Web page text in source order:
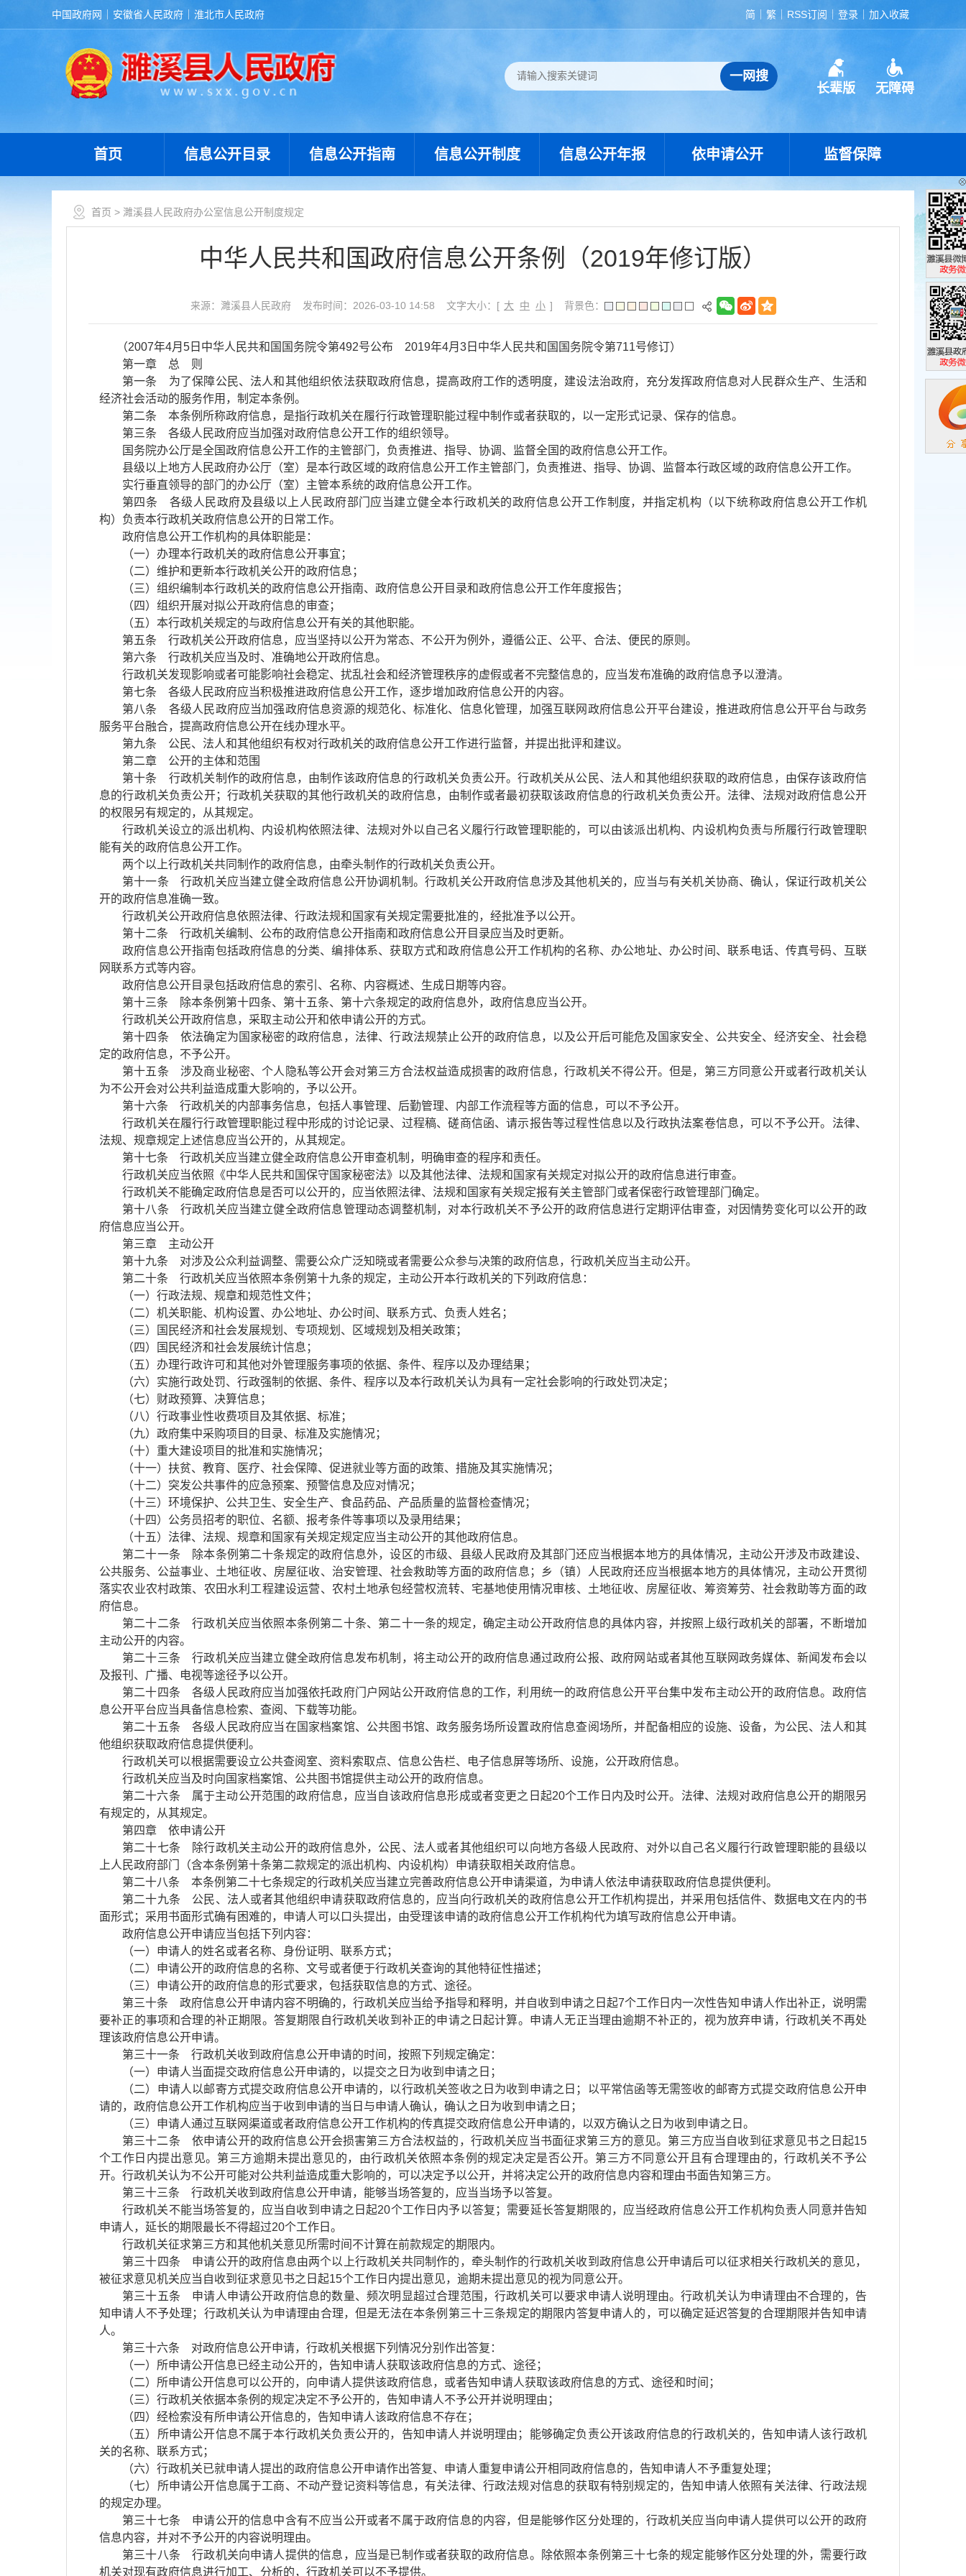
中国政府网 安徽省人民政府 淮北市人民政府 简 繁 RSS订阅 登录 加入收藏
长辈版 无障碍
首页 信息公开目录 信息公开指南 信息公开制度 信息公开年报 依申请公开 监督保障
首页 > 濉溪县人民政府办公室信息公开制度规定
中华人民共和国政府信息公开条例（2019年修订版）
来源：濉溪县人民政府 发布时间：2026-03-10 14:58 文字大小：[ 大 中 小 ] 背景色：
（2007年4月5日中华人民共和国国务院令第492号公布 2019年4月3日中华人民共和国国务院令第711号修订）
第一章 总 则
第一条 为了保障公民、法人和其他组织依法获取政府信息，提高政府工作的透明度，建设法治政府，充分发挥政府信息对人民群众生产、生活和
经济社会活动的服务作用，制定本条例。
第二条 本条例所称政府信息，是指行政机关在履行行政管理职能过程中制作或者获取的，以一定形式记录、保存的信息。
第三条 各级人民政府应当加强对政府信息公开工作的组织领导。
国务院办公厅是全国政府信息公开工作的主管部门，负责推进、指导、协调、监督全国的政府信息公开工作。
县级以上地方人民政府办公厅（室）是本行政区域的政府信息公开工作主管部门，负责推进、指导、协调、监督本行政区域的政府信息公开工作。
实行垂直领导的部门的办公厅（室）主管本系统的政府信息公开工作。
第四条 各级人民政府及县级以上人民政府部门应当建立健全本行政机关的政府信息公开工作制度，并指定机构（以下统称政府信息公开工作机
构）负责本行政机关政府信息公开的日常工作。
政府信息公开工作机构的具体职能是：
（一）办理本行政机关的政府信息公开事宜；
（二）维护和更新本行政机关公开的政府信息；
（三）组织编制本行政机关的政府信息公开指南、政府信息公开目录和政府信息公开工作年度报告；
（四）组织开展对拟公开政府信息的审查；
（五）本行政机关规定的与政府信息公开有关的其他职能。
第五条 行政机关公开政府信息，应当坚持以公开为常态、不公开为例外，遵循公正、公平、合法、便民的原则。
第六条 行政机关应当及时、准确地公开政府信息。
行政机关发现影响或者可能影响社会稳定、扰乱社会和经济管理秩序的虚假或者不完整信息的，应当发布准确的政府信息予以澄清。
第七条 各级人民政府应当积极推进政府信息公开工作，逐步增加政府信息公开的内容。
第八条 各级人民政府应当加强政府信息资源的规范化、标准化、信息化管理，加强互联网政府信息公开平台建设，推进政府信息公开平台与政务
服务平台融合，提高政府信息公开在线办理水平。
第九条 公民、法人和其他组织有权对行政机关的政府信息公开工作进行监督，并提出批评和建议。
第二章 公开的主体和范围
第十条 行政机关制作的政府信息，由制作该政府信息的行政机关负责公开。行政机关从公民、法人和其他组织获取的政府信息，由保存该政府信
息的行政机关负责公开；行政机关获取的其他行政机关的政府信息，由制作或者最初获取该政府信息的行政机关负责公开。法律、法规对政府信息公开
的权限另有规定的，从其规定。
行政机关设立的派出机构、内设机构依照法律、法规对外以自己名义履行行政管理职能的，可以由该派出机构、内设机构负责与所履行行政管理职
能有关的政府信息公开工作。
两个以上行政机关共同制作的政府信息，由牵头制作的行政机关负责公开。
第十一条 行政机关应当建立健全政府信息公开协调机制。行政机关公开政府信息涉及其他机关的，应当与有关机关协商、确认，保证行政机关公
开的政府信息准确一致。
行政机关公开政府信息依照法律、行政法规和国家有关规定需要批准的，经批准予以公开。
第十二条 行政机关编制、公布的政府信息公开指南和政府信息公开目录应当及时更新。
政府信息公开指南包括政府信息的分类、编排体系、获取方式和政府信息公开工作机构的名称、办公地址、办公时间、联系电话、传真号码、互联
网联系方式等内容。
政府信息公开目录包括政府信息的索引、名称、内容概述、生成日期等内容。
第十三条 除本条例第十四条、第十五条、第十六条规定的政府信息外，政府信息应当公开。
行政机关公开政府信息，采取主动公开和依申请公开的方式。
第十四条 依法确定为国家秘密的政府信息，法律、行政法规禁止公开的政府信息，以及公开后可能危及国家安全、公共安全、经济安全、社会稳
定的政府信息，不予公开。
第十五条 涉及商业秘密、个人隐私等公开会对第三方合法权益造成损害的政府信息，行政机关不得公开。但是，第三方同意公开或者行政机关认
为不公开会对公共利益造成重大影响的，予以公开。
第十六条 行政机关的内部事务信息，包括人事管理、后勤管理、内部工作流程等方面的信息，可以不予公开。
行政机关在履行行政管理职能过程中形成的讨论记录、过程稿、磋商信函、请示报告等过程性信息以及行政执法案卷信息，可以不予公开。法律、
法规、规章规定上述信息应当公开的，从其规定。
第十七条 行政机关应当建立健全政府信息公开审查机制，明确审查的程序和责任。
行政机关应当依照《中华人民共和国保守国家秘密法》以及其他法律、法规和国家有关规定对拟公开的政府信息进行审查。
行政机关不能确定政府信息是否可以公开的，应当依照法律、法规和国家有关规定报有关主管部门或者保密行政管理部门确定。
第十八条 行政机关应当建立健全政府信息管理动态调整机制，对本行政机关不予公开的政府信息进行定期评估审查，对因情势变化可以公开的政
府信息应当公开。
第三章 主动公开
第十九条 对涉及公众利益调整、需要公众广泛知晓或者需要公众参与决策的政府信息，行政机关应当主动公开。
第二十条 行政机关应当依照本条例第十九条的规定，主动公开本行政机关的下列政府信息：
（一）行政法规、规章和规范性文件；
（二）机关职能、机构设置、办公地址、办公时间、联系方式、负责人姓名；
（三）国民经济和社会发展规划、专项规划、区域规划及相关政策；
（四）国民经济和社会发展统计信息；
（五）办理行政许可和其他对外管理服务事项的依据、条件、程序以及办理结果；
（六）实施行政处罚、行政强制的依据、条件、程序以及本行政机关认为具有一定社会影响的行政处罚决定；
（七）财政预算、决算信息；
（八）行政事业性收费项目及其依据、标准；
（九）政府集中采购项目的目录、标准及实施情况；
（十）重大建设项目的批准和实施情况；
（十一）扶贫、教育、医疗、社会保障、促进就业等方面的政策、措施及其实施情况；
（十二）突发公共事件的应急预案、预警信息及应对情况；
（十三）环境保护、公共卫生、安全生产、食品药品、产品质量的监督检查情况；
（十四）公务员招考的职位、名额、报考条件等事项以及录用结果；
（十五）法律、法规、规章和国家有关规定规定应当主动公开的其他政府信息。
第二十一条 除本条例第二十条规定的政府信息外，设区的市级、县级人民政府及其部门还应当根据本地方的具体情况，主动公开涉及市政建设、
公共服务、公益事业、土地征收、房屋征收、治安管理、社会救助等方面的政府信息；乡（镇）人民政府还应当根据本地方的具体情况，主动公开贯彻
落实农业农村政策、农田水利工程建设运营、农村土地承包经营权流转、宅基地使用情况审核、土地征收、房屋征收、筹资筹劳、社会救助等方面的政
府信息。
第二十二条 行政机关应当依照本条例第二十条、第二十一条的规定，确定主动公开政府信息的具体内容，并按照上级行政机关的部署，不断增加
主动公开的内容。
第二十三条 行政机关应当建立健全政府信息发布机制，将主动公开的政府信息通过政府公报、政府网站或者其他互联网政务媒体、新闻发布会以
及报刊、广播、电视等途径予以公开。
第二十四条 各级人民政府应当加强依托政府门户网站公开政府信息的工作，利用统一的政府信息公开平台集中发布主动公开的政府信息。政府信
息公开平台应当具备信息检索、查阅、下载等功能。
第二十五条 各级人民政府应当在国家档案馆、公共图书馆、政务服务场所设置政府信息查阅场所，并配备相应的设施、设备，为公民、法人和其
他组织获取政府信息提供便利。
行政机关可以根据需要设立公共查阅室、资料索取点、信息公告栏、电子信息屏等场所、设施，公开政府信息。
行政机关应当及时向国家档案馆、公共图书馆提供主动公开的政府信息。
第二十六条 属于主动公开范围的政府信息，应当自该政府信息形成或者变更之日起20个工作日内及时公开。法律、法规对政府信息公开的期限另
有规定的，从其规定。
第四章 依申请公开
第二十七条 除行政机关主动公开的政府信息外，公民、法人或者其他组织可以向地方各级人民政府、对外以自己名义履行行政管理职能的县级以
上人民政府部门（含本条例第十条第二款规定的派出机构、内设机构）申请获取相关政府信息。
第二十八条 本条例第二十七条规定的行政机关应当建立完善政府信息公开申请渠道，为申请人依法申请获取政府信息提供便利。
第二十九条 公民、法人或者其他组织申请获取政府信息的，应当向行政机关的政府信息公开工作机构提出，并采用包括信件、数据电文在内的书
面形式；采用书面形式确有困难的，申请人可以口头提出，由受理该申请的政府信息公开工作机构代为填写政府信息公开申请。
政府信息公开申请应当包括下列内容：
（一）申请人的姓名或者名称、身份证明、联系方式；
（二）申请公开的政府信息的名称、文号或者便于行政机关查询的其他特征性描述；
（三）申请公开的政府信息的形式要求，包括获取信息的方式、途径。
第三十条 政府信息公开申请内容不明确的，行政机关应当给予指导和释明，并自收到申请之日起7个工作日内一次性告知申请人作出补正，说明需
要补正的事项和合理的补正期限。答复期限自行政机关收到补正的申请之日起计算。申请人无正当理由逾期不补正的，视为放弃申请，行政机关不再处
理该政府信息公开申请。
第三十一条 行政机关收到政府信息公开申请的时间，按照下列规定确定：
（一）申请人当面提交政府信息公开申请的，以提交之日为收到申请之日；
（二）申请人以邮寄方式提交政府信息公开申请的，以行政机关签收之日为收到申请之日；以平常信函等无需签收的邮寄方式提交政府信息公开申
请的，政府信息公开工作机构应当于收到申请的当日与申请人确认，确认之日为收到申请之日；
（三）申请人通过互联网渠道或者政府信息公开工作机构的传真提交政府信息公开申请的，以双方确认之日为收到申请之日。
第三十二条 依申请公开的政府信息公开会损害第三方合法权益的，行政机关应当书面征求第三方的意见。第三方应当自收到征求意见书之日起15
个工作日内提出意见。第三方逾期未提出意见的，由行政机关依照本条例的规定决定是否公开。第三方不同意公开且有合理理由的，行政机关不予公
开。行政机关认为不公开可能对公共利益造成重大影响的，可以决定予以公开，并将决定公开的政府信息内容和理由书面告知第三方。
第三十三条 行政机关收到政府信息公开申请，能够当场答复的，应当当场予以答复。
行政机关不能当场答复的，应当自收到申请之日起20个工作日内予以答复；需要延长答复期限的，应当经政府信息公开工作机构负责人同意并告知
申请人，延长的期限最长不得超过20个工作日。
行政机关征求第三方和其他机关意见所需时间不计算在前款规定的期限内。
第三十四条 申请公开的政府信息由两个以上行政机关共同制作的，牵头制作的行政机关收到政府信息公开申请后可以征求相关行政机关的意见，
被征求意见机关应当自收到征求意见书之日起15个工作日内提出意见，逾期未提出意见的视为同意公开。
第三十五条 申请人申请公开政府信息的数量、频次明显超过合理范围，行政机关可以要求申请人说明理由。行政机关认为申请理由不合理的，告
知申请人不予处理；行政机关认为申请理由合理，但是无法在本条例第三十三条规定的期限内答复申请人的，可以确定延迟答复的合理期限并告知申请
人。
第三十六条 对政府信息公开申请，行政机关根据下列情况分别作出答复：
（一）所申请公开信息已经主动公开的，告知申请人获取该政府信息的方式、途径；
（二）所申请公开信息可以公开的，向申请人提供该政府信息，或者告知申请人获取该政府信息的方式、途径和时间；
（三）行政机关依据本条例的规定决定不予公开的，告知申请人不予公开并说明理由；
（四）经检索没有所申请公开信息的，告知申请人该政府信息不存在；
（五）所申请公开信息不属于本行政机关负责公开的，告知申请人并说明理由；能够确定负责公开该政府信息的行政机关的，告知申请人该行政机
关的名称、联系方式；
（六）行政机关已就申请人提出的政府信息公开申请作出答复、申请人重复申请公开相同政府信息的，告知申请人不予重复处理；
（七）所申请公开信息属于工商、不动产登记资料等信息，有关法律、行政法规对信息的获取有特别规定的，告知申请人依照有关法律、行政法规
的规定办理。
第三十七条 申请公开的信息中含有不应当公开或者不属于政府信息的内容，但是能够作区分处理的，行政机关应当向申请人提供可以公开的政府
信息内容，并对不予公开的内容说明理由。
第三十八条 行政机关向申请人提供的信息，应当是已制作或者获取的政府信息。除依照本条例第三十七条的规定能够作区分处理的外，需要行政
机关对现有政府信息进行加工、分析的，行政机关可以不予提供。
濉溪县政
政务微博
濉溪县政
政务微信